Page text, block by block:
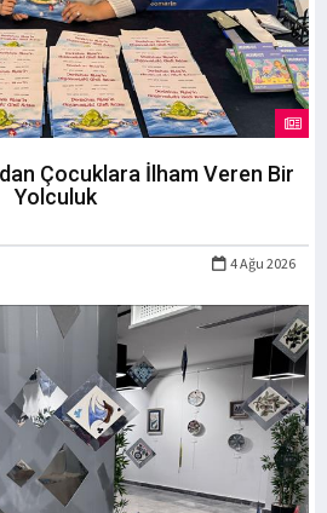
Çocuklara İlham Veren Bir
Yolculuk
4 Ağu 2026